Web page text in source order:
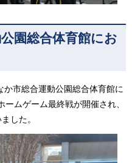
園総合体育館にお
市総合運動公園総合体育館に
ムゲーム最終戦が開催され、
した。